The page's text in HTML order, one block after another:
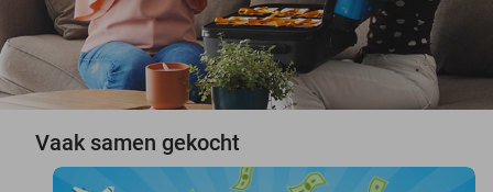
Vaak samen gekocht